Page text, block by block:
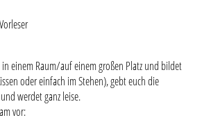
einem Raum/auf einem großen Platz und bildet
oder einfach im Stehen), gebt euch die
werdet ganz leise.
vor: